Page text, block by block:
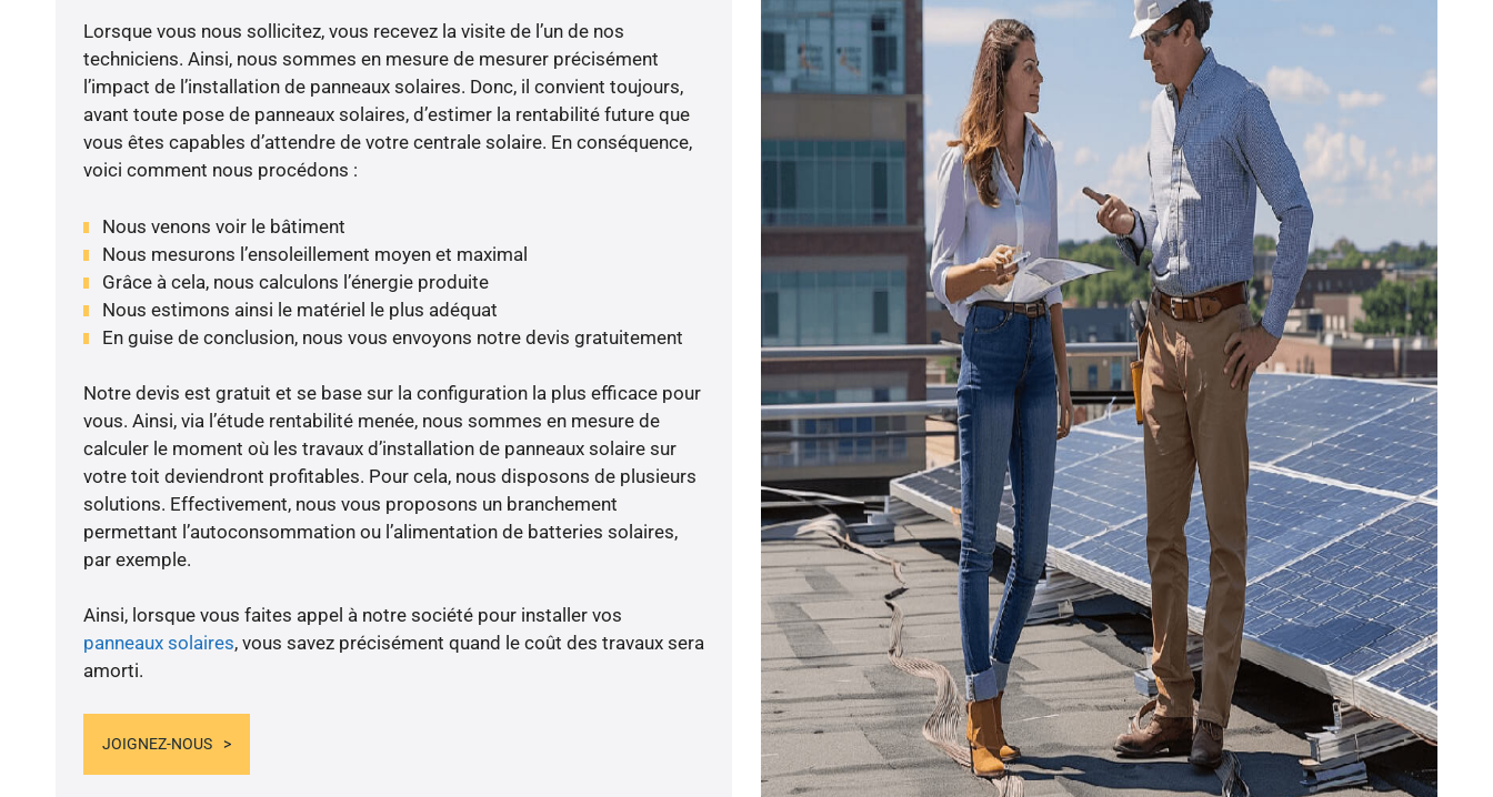
Lorsque vous nous sollicitez, vous recevez la visite de l’un de nos
techniciens. Ainsi, nous sommes en mesure de mesurer précisément
l’impact de l’installation de panneaux solaires. Donc, il convient toujours,
avant toute pose de panneaux solaires, d’estimer la rentabilité future que
vous êtes capables d’attendre de votre centrale solaire. En conséquence,
voici comment nous procédons :
Nous venons voir le bâtiment
Nous mesurons l’ensoleillement moyen et maximal
Grâce à cela, nous calculons l’énergie produite
Nous estimons ainsi le matériel le plus adéquat
En guise de conclusion, nous vous envoyons notre devis gratuitement
Notre devis est gratuit et se base sur la configuration la plus efficace pour
vous. Ainsi, via l’étude rentabilité menée, nous sommes en mesure de
calculer le moment où les travaux d’installation de panneaux solaire sur
votre toit deviendront profitables. Pour cela, nous disposons de plusieurs
solutions. Effectivement, nous vous proposons un branchement
permettant l’autoconsommation ou l’alimentation de batteries solaires,
par exemple.
Ainsi, lorsque vous faites appel à notre société pour installer vos
panneaux solaires, vous savez précisément quand le coût des travaux sera
amorti.
JOIGNEZ-NOUS